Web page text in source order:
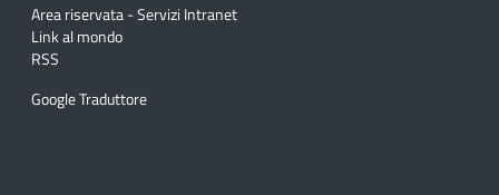
Area riservata - Servizi Intranet
Link al mondo
RSS
Google Traduttore